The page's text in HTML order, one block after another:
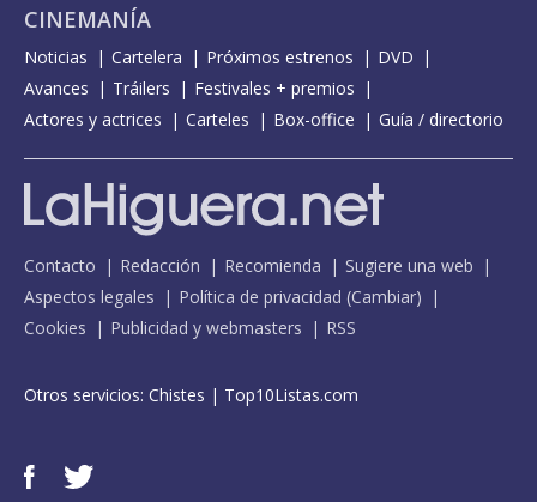
CINEMANÍA
Noticias Cartelera Próximos estrenos
DVD
Avances
Tráilers
Festivales + premios
Actores y actrices
Carteles Box-office Guía / directorio
Contacto Redacción Recomienda
Sugiere una web
Aspectos legales
Política de privacidad (Cambiar)
Cookies
Publicidad y webmasters RSS
Otros servicios: Chistes | Top10Listas.com